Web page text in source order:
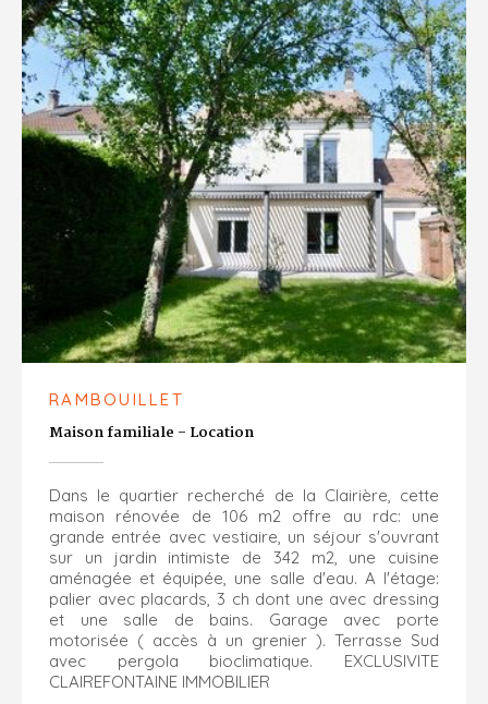
RAMBOUILLET
Maison familiale - Location
Dans le quartier recherché de la Clairière, cette
maison rénovée de 106 m2 offre au rdc: une
grande entrée avec vestiaire, un séjour s'ouvrant
sur un jardin intimiste de 342 m2, une cuisine
aménagée et équipée, une salle d'eau. A l'étage:
palier avec placards, 3 ch dont une avec dressing
et une salle de bains. Garage avec porte
motorisée ( accès à un grenier ). Terrasse Sud
avec pergola bioclimatique. EXCLUSIVITE
CLAIREFONTAINE IMMOBILIER